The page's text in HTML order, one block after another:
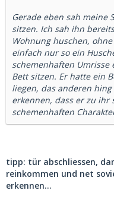
Gerade eben sah meine
sitzen. Ich sah ihn
Wohnung huschen,
einfach nur so ein
schemenhaften Umrisse
Bett sitzen. Er hatte ein
liegen, das anderen
erkennen, dass er zu ihr
schemenhaften
tipp: tür abschliessen,
reinkommen und net
erkennen...